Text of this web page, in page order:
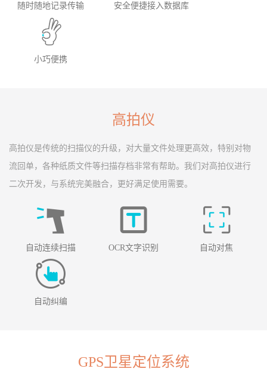
随时随地记录传输 安全便捷接入数据库
小巧便携
高拍仪
高拍仪是传统的扫描仪的升级，对大量文件处理更高效，特别对物
流回单，各种纸质文件等扫描存档非常有帮助。我们对高拍仪进行
二次开发，与系统完美融合，更好满足使用需要。
自动连续扫描 OCR文字识别 自动对焦
自动纠编
GPS卫星定位系统